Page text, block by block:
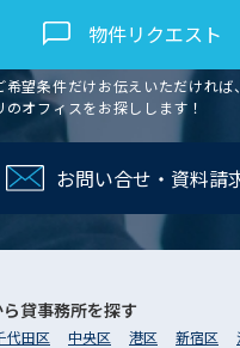
物件リクエスト
希望条件だけお伝えいただければ
のオフィスをお探しします！
お問い合せ・資料請
貸事務所を探す
代田区 中央区 港区 新宿区